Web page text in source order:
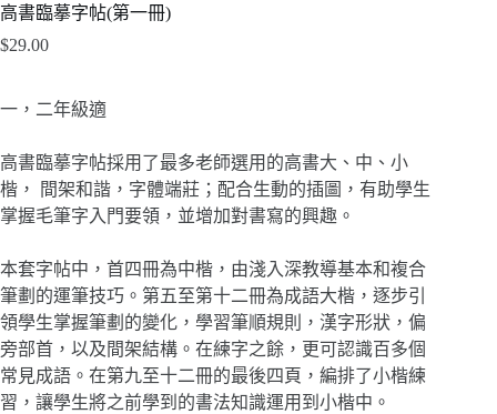
高書臨摹字帖(第一冊)
$29.00
一，二年級適
高書臨摹字帖採用了最多老師選用的高書大、中、小
楷， 間架和諧，字體端莊；配合生動的插圖，有助學生
掌握毛筆字入門要領，並增加對書寫的興趣。
本套字帖中，首四冊為中楷，由淺入深教導基本和複合
筆劃的運筆技巧。第五至第十二冊為成語大楷，逐步引
領學生掌握筆劃的變化，學習筆順規則，漢字形狀，偏
旁部首，以及間架結構。在練字之餘，更可認識百多個
常見成語。在第九至十二冊的最後四頁，編排了小楷練
習，讓學生將之前學到的書法知識運用到小楷中。